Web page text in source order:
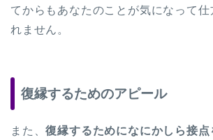
てからもあなたのことが気になって仕
れません。
復縁するためのアピール
また、復縁するためになにかしら接点